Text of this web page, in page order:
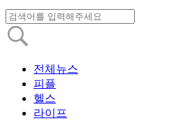
전체뉴스
피플
헬스
라이프